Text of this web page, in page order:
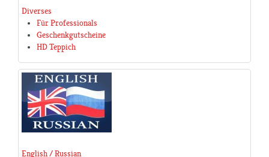
Diverses
Für Professionals
Geschenkgutscheine
HD Teppich
English / Russian